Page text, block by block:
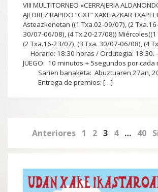
VIII MULTITORNEO «CERRAJERIA
AJEDREZ RAPIDO “GXT” XAKE AZKAR
Asteazkenetan ((1 Txa.02-09/07), (2
30/07-06/08), (4 Tx.20-27/08))
(2 Txa.16-23/07), (3 Txa. 30/07-06/08), (4
Horario: 18:30 horas / Ordutegia:
JUEGO: 10 minutos + 5segundos por
Sarien banaketa: Abuztuaren 27an,
Entrega de premios: […]
Anteriores 1 2 3 4 … 40